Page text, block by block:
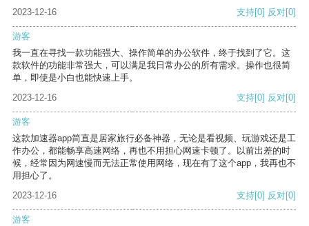
2023-12-16 支持[0] 反对[0]
游客
我一直在寻找一款功能强大、操作简单的办公软件，终于找到了它。这
款软件的功能非常强大，可以满足我日常办公的所有需求。操作也很简
单，即使是小白也能快速上手。
2023-12-16
支持[0] 反对[0]
游客
这款加速器app简直是居家旅行必备神器，无论是看视频、玩游戏还是工
作办公，都能畅享高速网络，再也不用担心网速卡顿了。以前出差的时
候，经常因为网速慢而无法正常使用网络，现在有了这个app，我再也不
用担心了。
2023-12-16
支持[0] 反对[0]
游客